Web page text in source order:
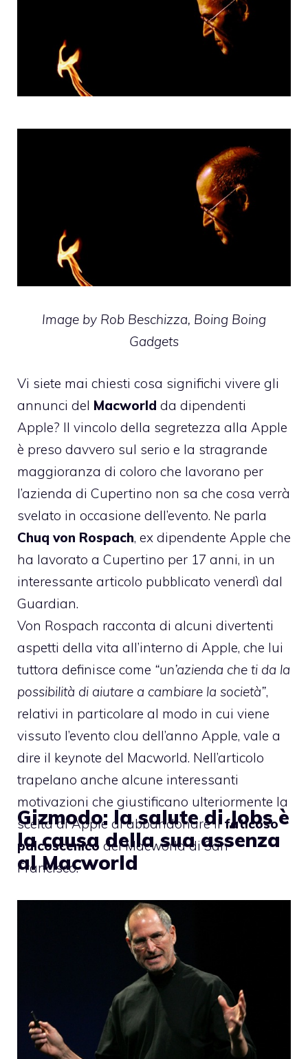
Image by Rob Beschizza, Boing Boing
Gadgets
Vi siete mai chiesti cosa significhi vivere gli
annunci del Macworld da dipendenti
Apple? Il vincolo della segretezza alla Apple
è preso davvero sul serio e la stragrande
maggioranza di coloro che lavorano per
l’azienda di Cupertino non sa che cosa verrà
svelato in occasione dell’evento. Ne parla
Chuq von Rospach, ex dipendente Apple che
ha lavorato a Cupertino per 17 anni, in un
interessante articolo pubblicato venerdì dal
Guardian.
Von Rospach racconta di alcuni divertenti
aspetti della vita all’interno di Apple, che lui
tuttora definisce come “un’azienda che ti da la
possibilità di aiutare a cambiare la società”,
relativi in particolare al modo in cui viene
vissuto l’evento clou dell’anno Apple, vale a
dire il keynote del Macworld. Nell’articolo
trapelano anche alcune interessanti
motivazioni che giustificano ulteriormente la
scelta di Apple di abbandonare ilfaticoso
palcoscenico del Macworld di San
Francisco.
Gizmodo: la salute di Jobs è
la causa della sua assenza
al Macworld